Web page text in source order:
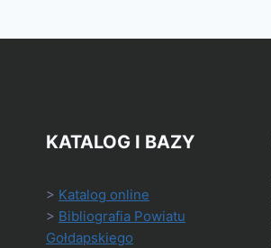
KATALOG I BAZY
> Katalog online
> Bibliografia Powiatu
Gołdapskiego